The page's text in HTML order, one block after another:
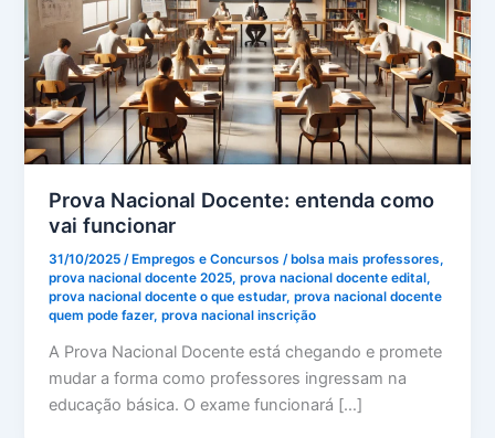
Prova Nacional Docente: entenda como
vai funcionar
31/10/2025/ Empregos e Concursos / bolsa mais professores,
prova nacional docente 2025,prova nacional docente edital,
prova nacional docente o que estudar,prova nacional docente
quem pode fazer,prova nacional inscrição
A Prova Nacional Docente está chegando e promete
mudar a forma como professores ingressam na
educação básica. O exame funcionará […]